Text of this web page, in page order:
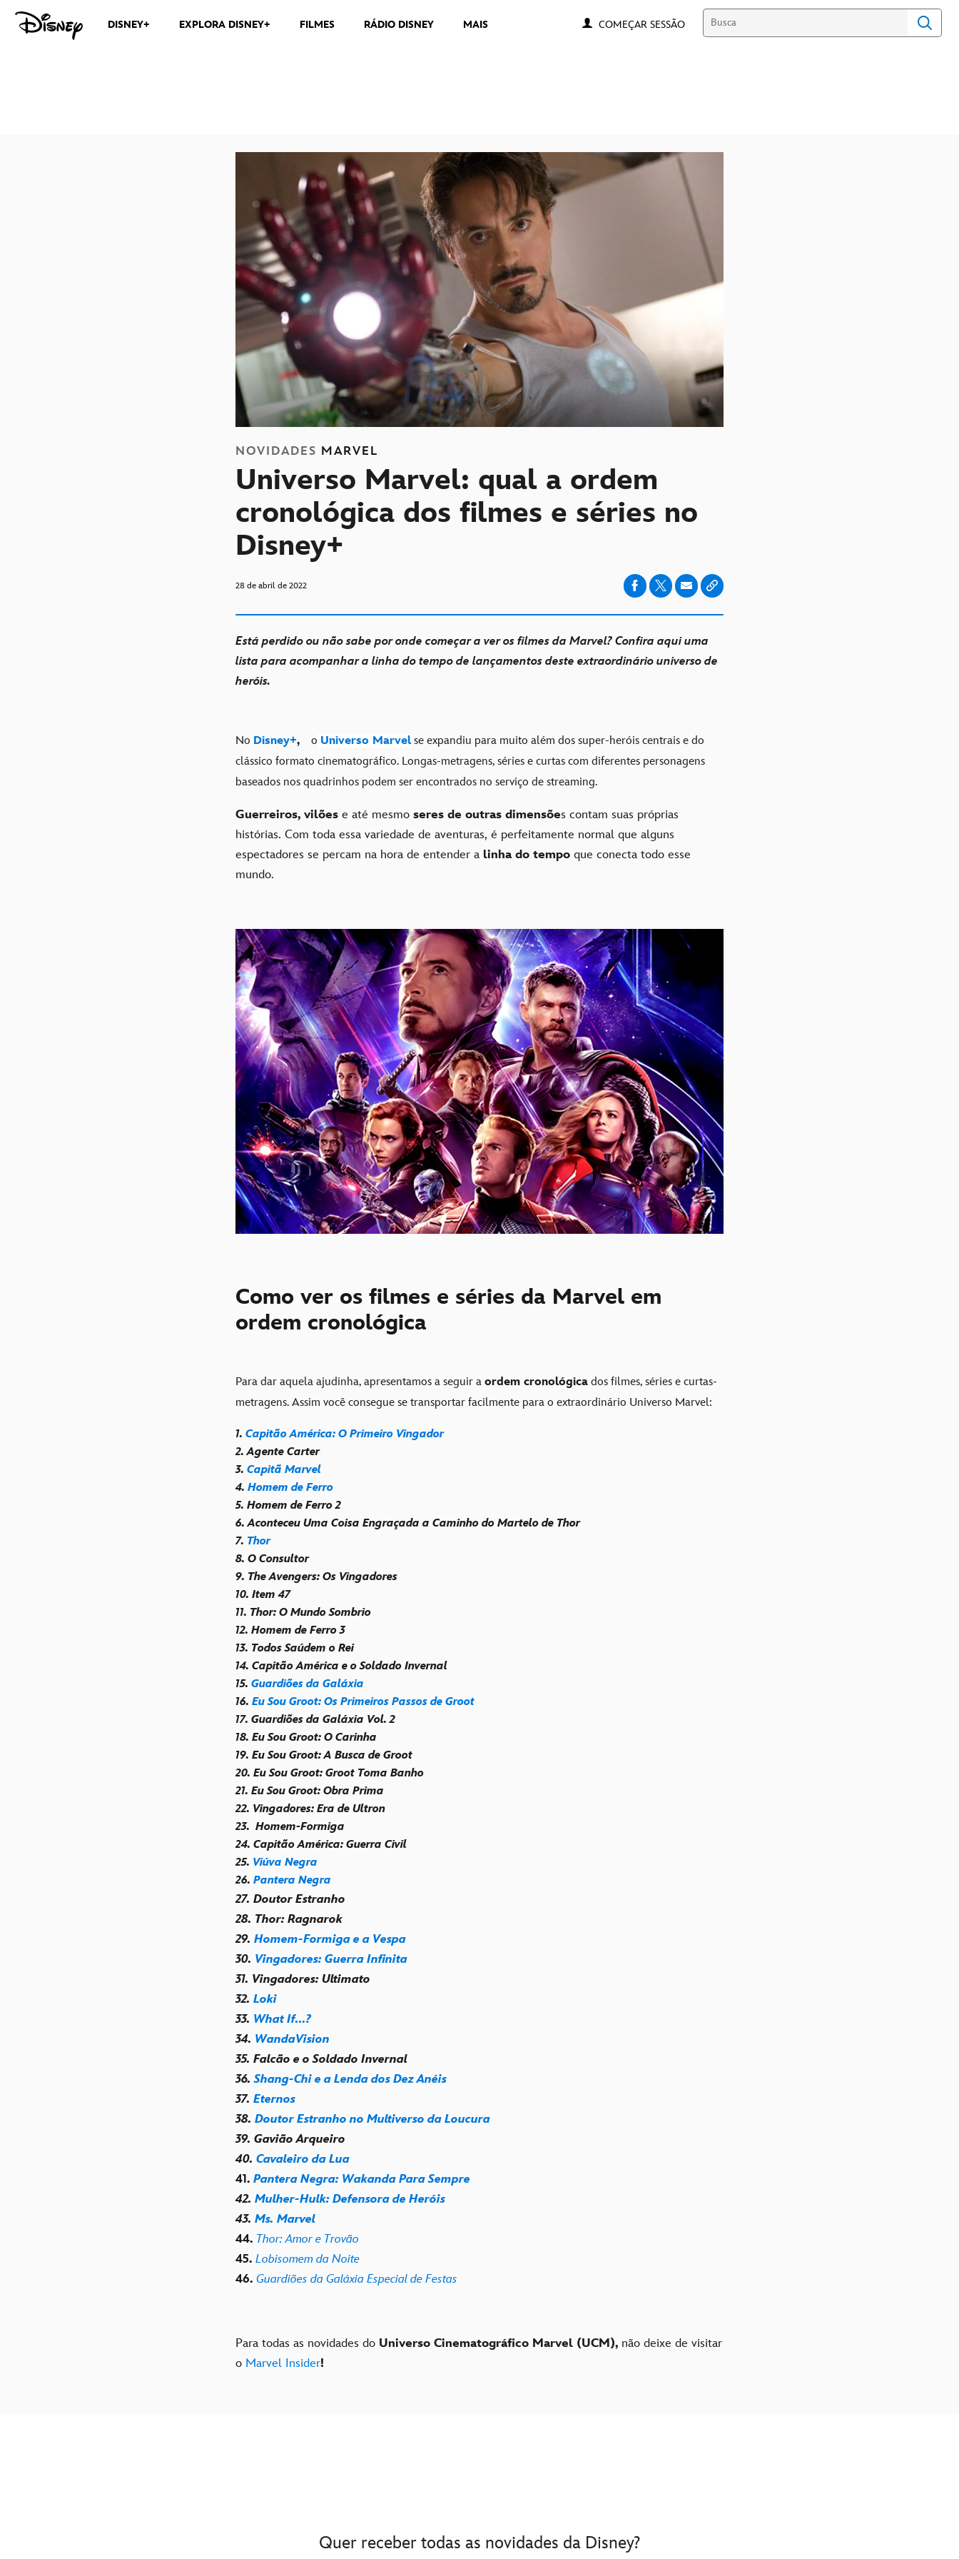
DISNEY+ EXPLORA DISNEY+ FILMES RÁDIO DISNEY MAIS COMEÇAR SESSÃO
NOVIDADES MARVEL
Universo Marvel: qual a ordem
cronológica dos filmes e séries no
Disney+
28 de abril de 2022
Está perdido ou não sabe por onde começar a ver os filmes da Marvel? Confira aqui uma
lista para acompanhar a linha do tempo de lançamentos deste extraordinário universo de
heróis.
No Disney+, o Universo Marvelse expandiu para muito além dos super-heróis centrais e do
clássico formato cinematográfico. Longas-metragens, séries e curtas com diferentes personagens
baseados nos quadrinhos podem ser encontrados no serviço de streaming.
Guerreiros, vilões e até mesmo seres de outras dimensões contam suas próprias
histórias. Com toda essa variedade de aventuras, é perfeitamente normal que alguns
espectadores se percam na hora de entender a linha do tempo que conecta todo esse
mundo.
Como ver os filmes e séries da Marvel em
ordem cronológica
Para dar aquela ajudinha, apresentamos a seguir a ordem cronológica dos filmes, séries e curtas-
metragens. Assim você consegue se transportar facilmente para o extraordinário Universo Marvel:
1. Capitão América: O Primeiro Vingador
2. Agente Carter
3. Capitã Marvel
4. Homem de Ferro
5. Homem de Ferro 2
6. Aconteceu Uma Coisa Engraçada a Caminho do Martelo de Thor
7. Thor
8. O Consultor
9. The Avengers: Os Vingadores
10. Item 47
11. Thor: O Mundo Sombrio
12. Homem de Ferro 3
13. Todos Saúdem o Rei
14. Capitão América e o Soldado Invernal
15. Guardiões da Galáxia
16. Eu Sou Groot: Os Primeiros Passos de Groot
17. Guardiões da Galáxia Vol. 2
18. Eu Sou Groot: O Carinha
19. Eu Sou Groot: A Busca de Groot
20. Eu Sou Groot: Groot Toma Banho
21. Eu Sou Groot: Obra Prima
22. Vingadores: Era de Ultron
23. Homem-Formiga
24. Capitão América: Guerra Civil
25. Viúva Negra
26. Pantera Negra
27. Doutor Estranho
28. Thor: Ragnarok
29. Homem-Formiga e a Vespa
30. Vingadores: Guerra Infinita
31. Vingadores: Ultimato
32. Loki
33. What If...?
34. WandaVision
35. Falcão e o Soldado Invernal
36.Shang-Chi e a Lenda dos Dez Anéis
37. Eternos
38. Doutor Estranho no Multiverso da Loucura
39. Gavião Arqueiro
40. Cavaleiro da Lua
41. Pantera Negra: Wakanda Para Sempre
42. Mulher-Hulk: Defensora de Heróis
43. Ms. Marvel
44. Thor: Amor e Trovão
45. Lobisomem da Noite
46. Guardiões da Galáxia Especial de Festas
Para todas as novidades do Universo Cinematográfico Marvel (UCM), não deixe de visitar
o Marvel Insider!
Quer receber todas as novidades da Disney?